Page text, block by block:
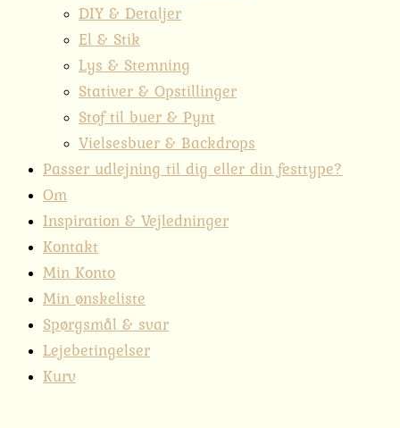
DIY & Detaljer
El & Stik
Lys & Stemning
Stativer & Opstillinger
Stof til buer & Pynt
Vielsesbuer & Backdrops
Passer udlejning til dig eller din festtype?
Om
Inspiration & Vejledninger
Kontakt
Min Konto
Min ønskeliste
Spørgsmål & svar
Lejebetingelser
Kurv